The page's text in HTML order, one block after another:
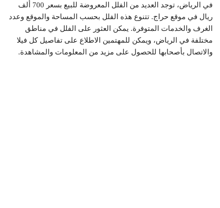
في الرياض، توجد العديد من الفلل المعروضة للبيع بسعر 700 ألف
ريال في موقع حراج. تتنوع هذه الفلل بحسب المساحة والموقع وعدد
الغرف والخدمات المتوفرة. يمكن العثور على الفلل في مناطق
مختلفة في الرياض، ويمكن للمهتمين الاطلاع على تفاصيل كل فيلا
والاتصال بأصحابها للحصول على مزيد من المعلومات والمشاهدة.